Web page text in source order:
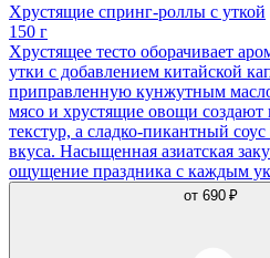
Хрустящие спринг-роллы с уткой
150 г
Хрустящее тесто оборачивает
утки с добавлением китайской
приправленную кунжутным
мясо и хрустящие овощи создают
текстур, а сладко-пикантный
вкуса. Насыщенная азиатская
ощущение праздника с каждым
от 690 ₽